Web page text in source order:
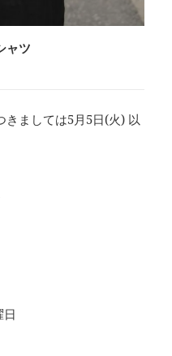
ャツ
きましては5月5日(火) 以